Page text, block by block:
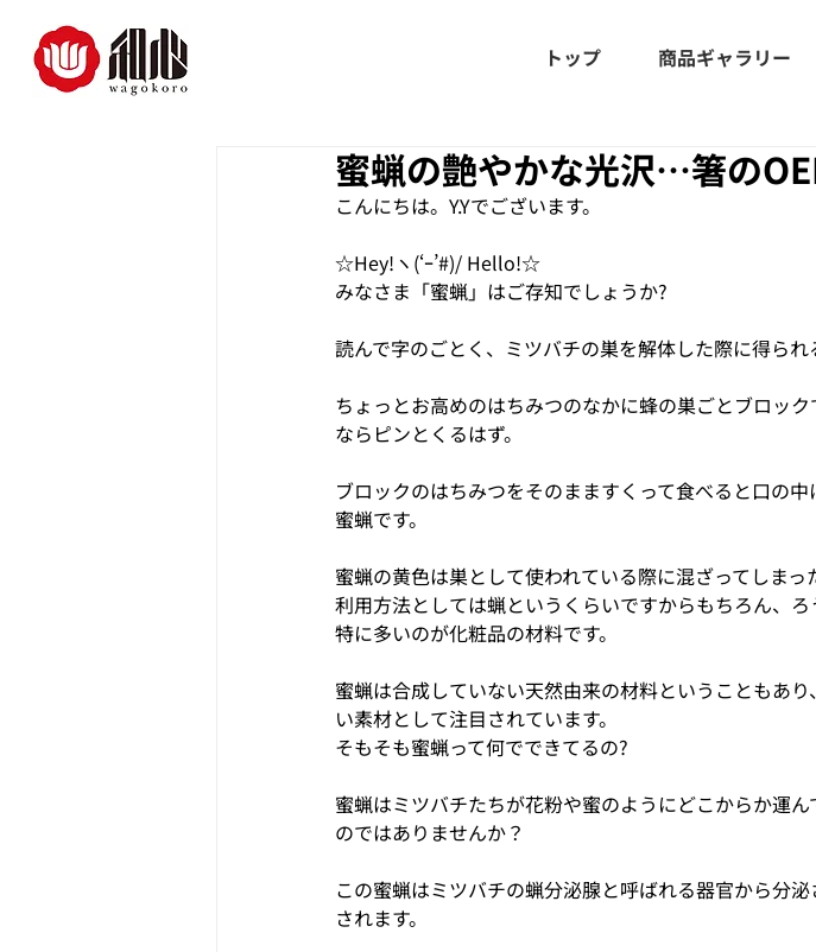
トップ 商品ギャラリー
蜜蝋の艶やかな光沢…箸の
こんにちは。Y.Yでございます。
☆Hey!ヽ(‘ｰ’#)/ Hello!☆
みなさま「蜜蝋」はご存知でしょうか?
読んで字のごとく、ミツバチの巣を解体した際に得られ
ちょっとお高めのはちみつのなかに蜂の巣ごとブロッ
ならピンとくるはず。
ブロックのはちみつをそのまますくって食べると口の
蜜蝋です。
蜜蝋の黄色は巣として使われている際に混ざってしまっ
利用方法としては蝋というくらいですからもちろん、
特に多いのが化粧品の材料です。
蜜蝋は合成していない天然由来の材料ということもあ
い素材として注目されています。
そもそも蜜蝋って何でできてるの?
蜜蝋はミツバチたちが花粉や蜜のようにどこからか運
のではありませんか？
この蜜蝋はミツバチの蝋分泌腺と呼ばれる器官から分
されます。